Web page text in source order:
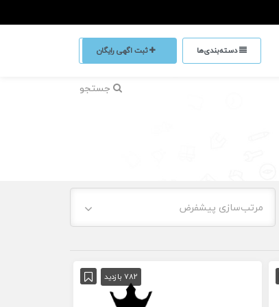
دسته‌بندی‌ها ثبت اگهی رایگان
جستجو
مرتب‌سازی پیشفرض
782 بازدید